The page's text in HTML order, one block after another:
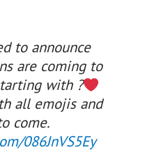
to announce
are coming to
with ?
all emojis and
come.
086JnVS5Ey